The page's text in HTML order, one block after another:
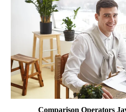
Comparison Operators